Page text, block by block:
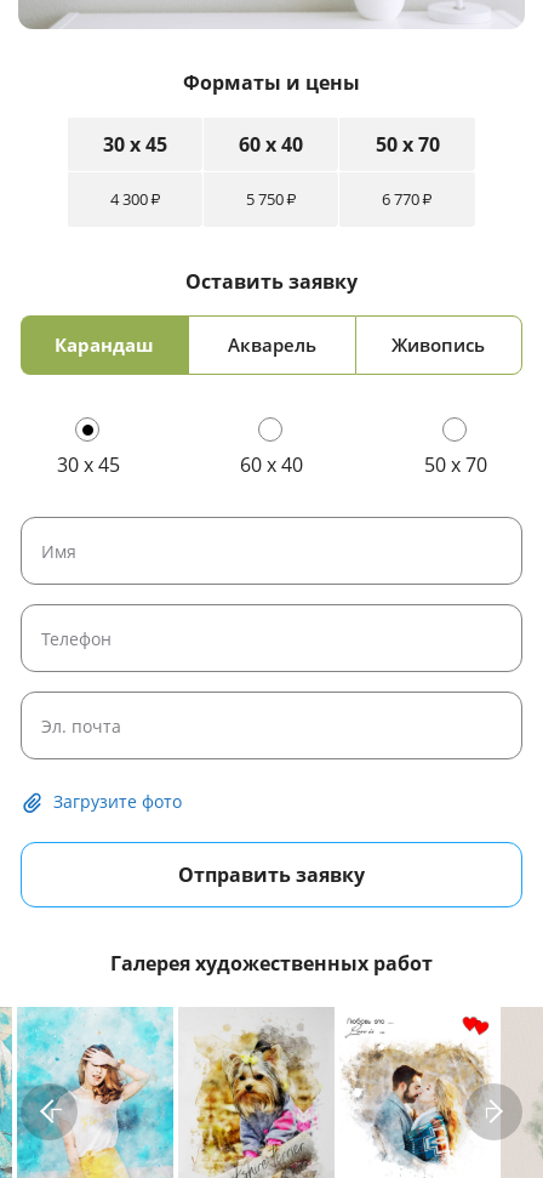
Форматы и цены
30 x 45 60 x 40 50 x 70
4 300₽ 5 750₽ 6 770₽
Оставить заявку
Карандаш Акварель Живопись
30 x 45 60 x 40 50 x 70
Загрузите фото
Отправить заявку
Галерея художественных работ